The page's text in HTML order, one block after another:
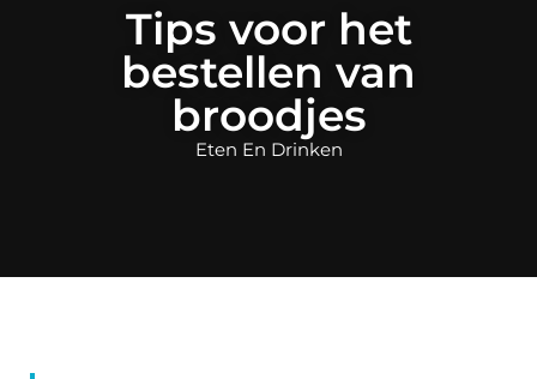
Tips voor het
bestellen van
broodjes
Eten En Drinken